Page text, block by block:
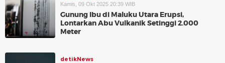
Kamis, 09 Okt 2025 20:39 WIB
Gunung Ibu di Maluku Utara Erupsi,
Lontarkan Abu Vulkanik Setinggi 2.000
Meter
detikNews